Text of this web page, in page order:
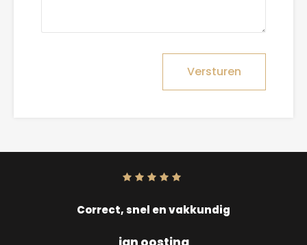
Versturen
10
Correct, snel en vakkundig